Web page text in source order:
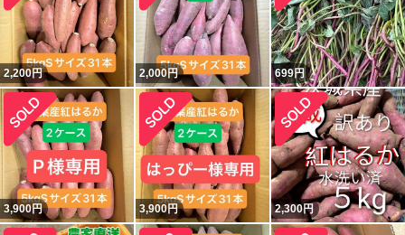
2,200円 2,000円 699円
3,900円 3,900円 2,300円